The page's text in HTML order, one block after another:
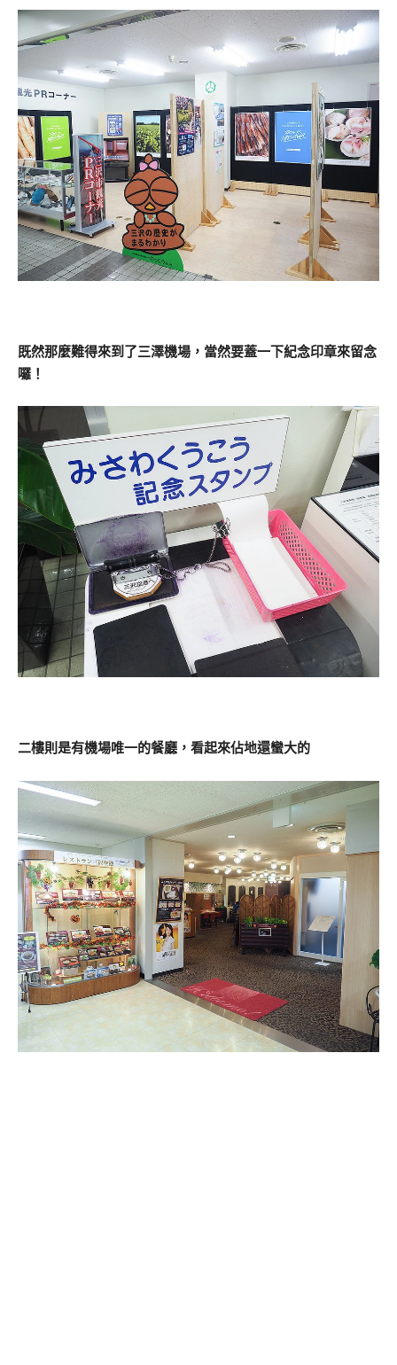
既然那麼難得來到了三澤機場，當然要蓋一下紀念印章來留念
囉！
二樓則是有機場唯一的餐廳，看起來佔地還蠻大的